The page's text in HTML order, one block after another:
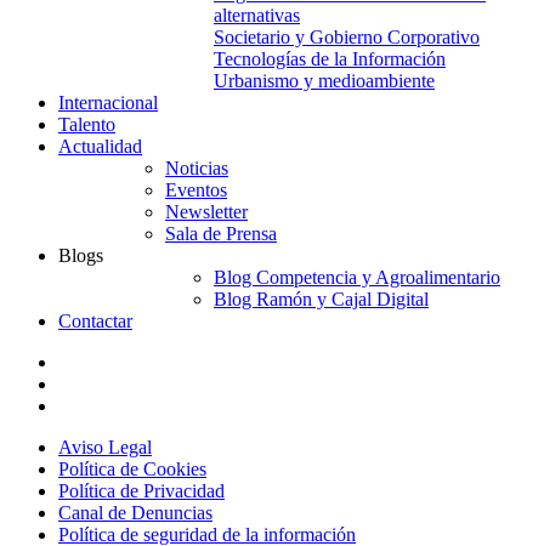
alternativas
Societario y Gobierno Corporativo
Tecnologías de la Información
Urbanismo y medioambiente
Internacional
Talento
Actualidad
Noticias
Eventos
Newsletter
Sala de Prensa
Blogs
Blog Competencia y Agroalimentario
Blog Ramón y Cajal Digital
Contactar
Aviso Legal
Política de Cookies
Política de Privacidad
Canal de Denuncias
Política de seguridad de la información